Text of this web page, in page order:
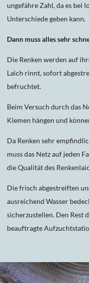
ungefähre Zahl, da es bei
Unterschiede geben kann.
Dann muss alles sehr
Die Renken werden auf
Laich rinnt, sofort
befruchtet.
Beim Versuch durch das
Kiemen hängen und
Da Renken sehr
muss das Netz auf jeden
die Qualität des
Die frisch abgestreiften
ausreichend Wasser
sicherzustellen. Den Rest
beauftragte